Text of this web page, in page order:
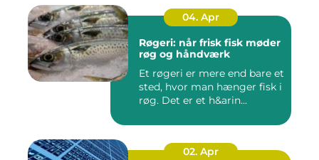
04. Apr
Røgeri: når frisk fisk møder
røg og håndværk
Et røgeri er mere end bare et
sted, hvor man hænger fisk i
røg. Det er et h&arin...
02. Apr